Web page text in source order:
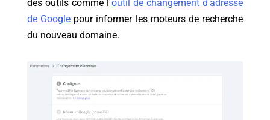
des outils comme l'outil de changement d'adresse
de Google pour informer les moteurs de recherche
du nouveau domaine.